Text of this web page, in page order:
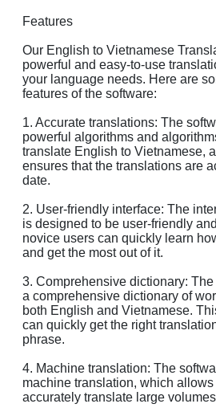
Features
Our English to Vietnamese
powerful and easy-to-use
your language needs. Here are
features of the software:
1. Accurate translations: The
powerful algorithms and
translate English to Vietnamese,
ensures that the translations are
date.
2. User-friendly interface: The
is designed to be user-friendly
novice users can quickly learn
and get the most out of it.
3. Comprehensive dictionary:
a comprehensive dictionary of
both English and Vietnamese.
can quickly get the right
phrase.
4. Machine translation: The
machine translation, which
accurately translate large